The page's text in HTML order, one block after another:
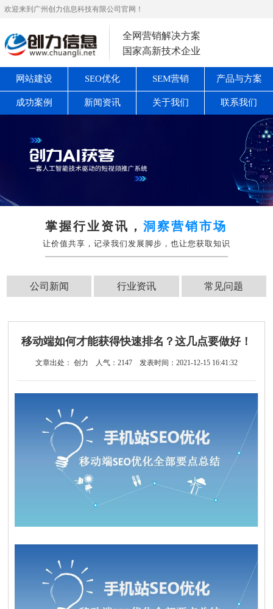
欢迎来到广州创力信息科技有限公司官网！
全网营销解决方案
国家高新技术企业
网站建设 SEO优化 SEM营销 产品与方案
成功案例 新闻资讯 关于我们 联系我们
掌握行业资讯，洞察营销市场
让价值共享，记录我们发展脚步，也让您获取知识
公司新闻 行业资讯 常见问题
移动端如何才能获得快速排名？这几点要做好！
文章出处： 创力 人气： 2147 发表时间：2021-12-15 16:41:32